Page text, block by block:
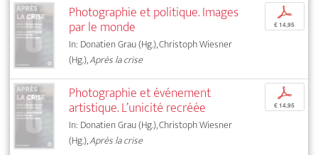
Photographie et politique. Images
par le monde
In: Donatien Grau (Hg.), Christoph Wiesner
(Hg.),Après la crise
p
€ 14,95
Photographie et événement
artistique. L’unicité recréée
In: Donatien Grau (Hg.), Christoph Wiesner
(Hg.),Après la crise
p
€ 14,95